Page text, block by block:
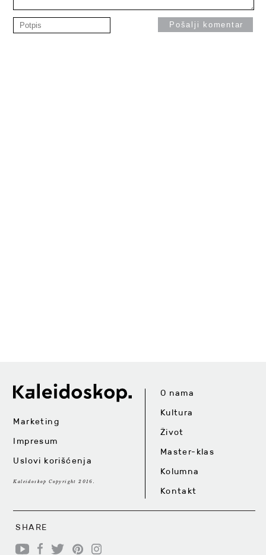
Marketing
Impresum
Uslovi korišćenja
Kaleidoskop Copyright 2016.
O nama
Kultura
Život
Master-klas
Kolumna
Kontakt
SHARE